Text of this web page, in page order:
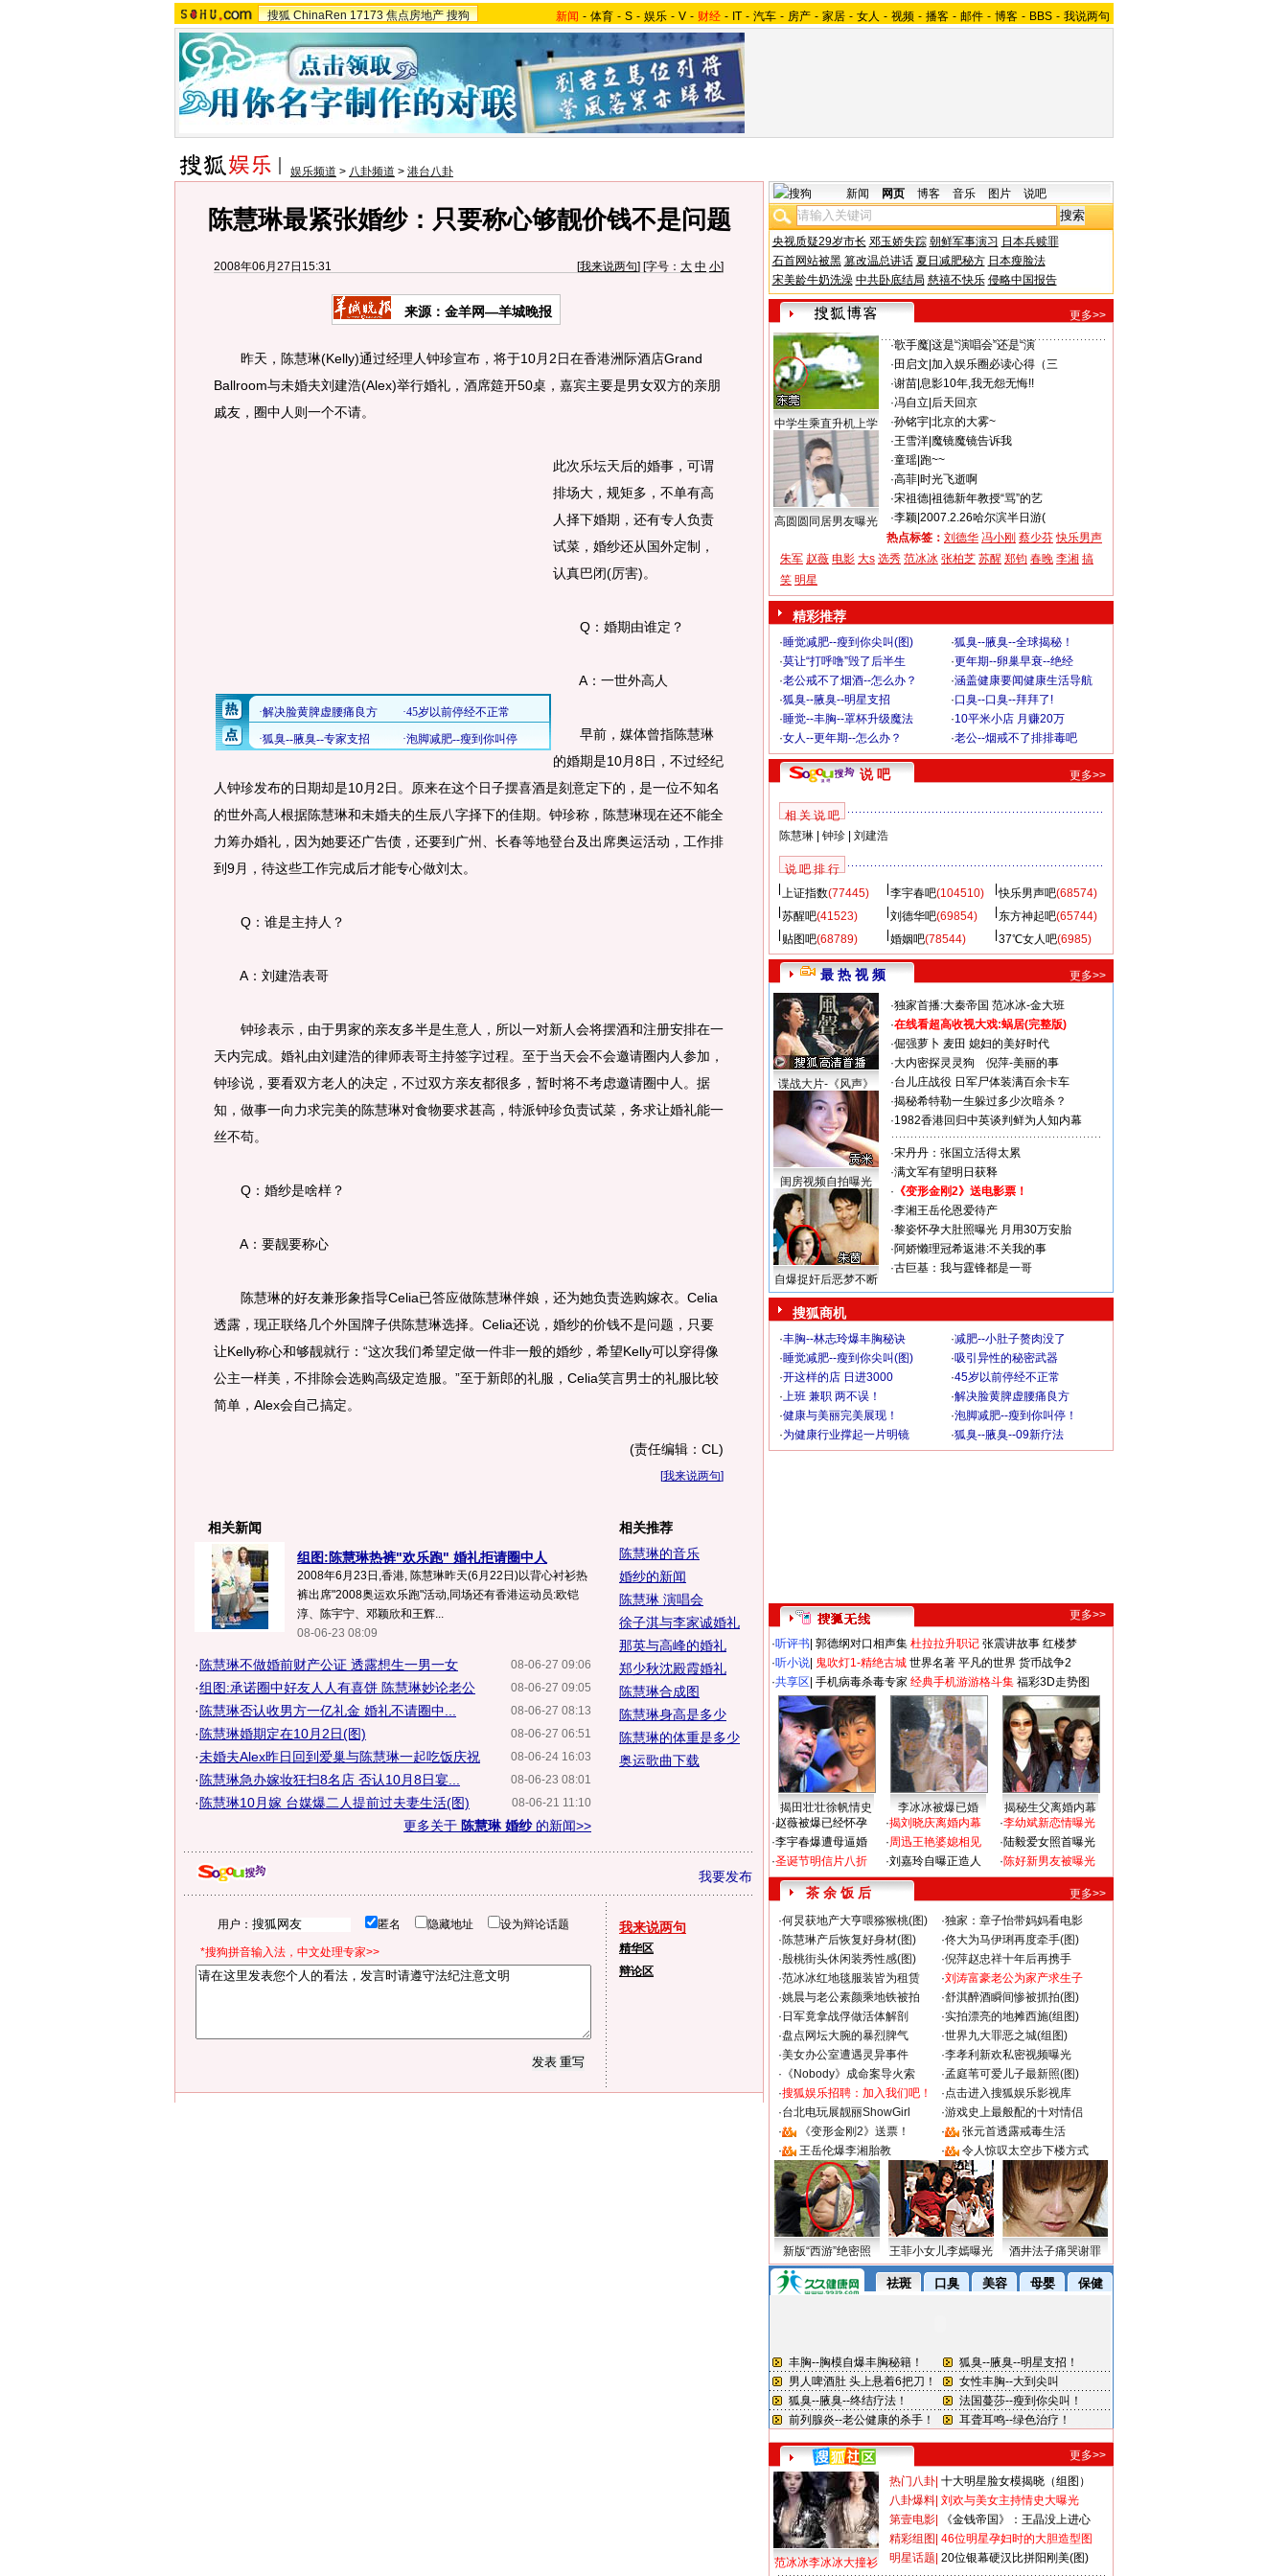
搜狐 ChinaRen 17173 焦点房地产 搜狗 新闻 - 体育 - S - 娱乐 - V - 财经 - IT - 汽车 - 房产 - 家居 - 女人 - 视频 - 播客 - 邮件 - 博客 - BBS - 我说两句
娱乐频道 > 八卦频道 > 港台八卦
陈慧琳最紧张婚纱：只要称心够靓价钱不是问题
2008年06月27日15:31 [我来说两句] [字号： 大 中 小]
来源：金羊网—羊城晚报
昨天，陈慧琳(Kelly)通过经理人钟珍宣布，将于10月2日在香港洲际酒店Grand
Ballroom与未婚夫刘建浩(Alex)举行婚礼，酒席筵开50桌，嘉宾主要是男女双方的亲朋
戚友，圈中人则一个不请。
此次乐坛天后的婚事，可谓
排场大，规矩多，不单有高
人择下婚期，还有专人负责
试菜，婚纱还从国外定制，
认真巴闭(厉害)。
Q：婚期由谁定？
A：一世外高人
早前，媒体曾指陈慧琳
的婚期是10月8日，不过经纪
人钟珍发布的日期却是10月2日。原来在这个日子摆喜酒是刻意定下的，是一位不知名
的世外高人根据陈慧琳和未婚夫的生辰八字择下的佳期。钟珍称，陈慧琳现在还不能全
力筹办婚礼，因为她要还广告债，还要到广州、长春等地登台及出席奥运活动，工作排
到9月，待这些工作完成后才能专心做刘太。
Q：谁是主持人？
A：刘建浩表哥
钟珍表示，由于男家的亲友多半是生意人，所以一对新人会将摆酒和注册安排在一
天内完成。婚礼由刘建浩的律师表哥主持签字过程。至于当天会不会邀请圈内人参加，
钟珍说，要看双方老人的决定，不过双方亲友都很多，暂时将不考虑邀请圈中人。据
知，做事一向力求完美的陈慧琳对食物要求甚高，特派钟珍负责试菜，务求让婚礼能一
丝不苟。
Q：婚纱是啥样？
A：要靓要称心
陈慧琳的好友兼形象指导Celia已答应做陈慧琳伴娘，还为她负责选购嫁衣。Celia
透露，现正联络几个外国牌子供陈慧琳选择。Celia还说，婚纱的价钱不是问题，只要
让Kelly称心和够靓就行：“这次我们希望定做一件非一般的婚纱，希望Kelly可以穿得像
公主一样美，不排除会选购高级定造服。”至于新郎的礼服，Celia笑言男士的礼服比较
简单，Alex会自己搞定。
(责任编辑：CL)
[我来说两句]
相关新闻
组图:陈慧琳热裤"欢乐跑" 婚礼拒请圈中人
2008年6月23日,香港, 陈慧琳昨天(6月22日)以背心衬衫热
裤出席"2008奥运欢乐跑"活动,同场还有香港运动员:欧铠
淳、陈宇宁、邓颖欣和王辉...
08-06-23 08:09
08-06-27 09:06
· 陈慧琳不做婚前财产公证 透露想生一男一女
08-06-27 09:05
·组图:承诺圈中好友人人有喜饼 陈慧琳妙论老公
08-06-27 08:13
· 陈慧琳否认收男方一亿礼金 婚礼不请圈中...
08-06-27 06:51
· 陈慧琳婚期定在10月2日(图)
08-06-24 16:03
·未婚夫Alex昨日回到爱巢与陈慧琳一起吃饭庆祝
08-06-23 08:01
· 陈慧琳急办嫁妆狂扫8名店 否认10月8日宴...
08-06-21 11:10
· 陈慧琳10月嫁 台媒爆二人提前过夫妻生活(图)
更多关于 陈慧琳 婚纱的新闻>>
相关推荐
陈慧琳的音乐
婚纱的新闻
陈慧琳 演唱会
徐子淇与李家诚婚礼
那英与高峰的婚礼
郑少秋沈殿霞婚礼
陈慧琳合成图
陈慧琳身高是多少
陈慧琳的体重是多少
奥运歌曲下载
我要发布
用户： 匿名 隐藏地址 设为辩论话题
*搜狗拼音输入法，中文处理专家>>
我来说两句
精华区
辩论区
新闻 网页 博客 音乐 图片 说吧
央视质疑29岁市长 邓玉娇失踪 朝鲜军事演习 日本兵赎罪
石首网站被黑 篡改温总讲话 夏日减肥秘方 日本瘦脸法
宋美龄牛奶洗澡 中共卧底结局 慈禧不快乐 侵略中国报告
更多>>
中学生乘直升机上学
高圆圆同居男友曝光
·歌手魔| 这是“演唱会”还是“演
· 田启文 加入娱乐圈必读心得（三
·谢苗| 息影10年,我无怨无悔!!
·冯自立 后天回京
·孙铭宇| 北京的大雾~
·王雪洋| 魔镜魔镜告诉我
·童瑶| 跑~~
·高菲| 时光飞逝啊
·宋祖德| 祖德新年教授“骂”的艺
·李颖| 2007.2.26哈尔滨半日游(
热点标签： 刘德华 冯小刚 蔡少芬 快乐男声
朱军 赵薇 电影 大s 选秀 范冰冰 张柏芝 苏醒 郑钧 春晚 李湘 搞
笑 明星
精彩推荐
·睡觉减肥--瘦到你尖叫(图) ·狐臭--腋臭--全球揭秘！
·莫让“打呼噜”毁了后半生 ·更年期--卵巢早衰--绝经
·老公戒不了烟酒--怎么办？ ·涵盖健康要闻健康生活导航
·狐臭--腋臭--明星支招 ·口臭--口臭--拜拜了!
·睡觉--丰胸--罩杯升级魔法 ·10平米小店 月赚20万
·女人--更年期--怎么办？ ·老公--烟戒不了排排毒吧
说 吧 更多>>
相 关 说 吧
陈慧琳| 钟珍| 刘建浩
说 吧 排 行
上证指数(77445) 李宇春吧(104510) 快乐男声吧(68574)
苏醒吧(41523) 刘德华吧(69854) 东方神起吧(65744)
贴图吧(68789) 婚姻吧(78544) 37℃女人吧(6985)
最 热 视 频 更多>>
谍战大片-《风声》
闺房视频自拍曝光
自爆捉奸后恶梦不断
·独家首播:大秦帝国 范冰冰-金大班
·在线看超高收视大戏:蜗居(完整版)
·倔强萝卜 麦田 媳妇的美好时代
·大内密探灵灵狗
倪萍-美丽的事
·台儿庄战役 日军尸体装满百余卡车
·揭秘希特勒一生躲过多少次暗杀？
·1982香港回归中英谈判鲜为人知内幕
·宋丹丹：张国立活得太累
·满文军有望明日获释
· 《变形金刚2》送电影票！
·李湘王岳伦恩爱待产
·黎姿怀孕大肚照曝光 月用30万安胎
·阿娇懒理冠希返港:不关我的事
·古巨基：我与霆锋都是一哥
搜狐商机
·丰胸--林志玲爆丰胸秘诀 ·减肥--小肚子赘肉没了
·睡觉减肥--瘦到你尖叫(图) ·吸引异性的秘密武器
·开这样的店 日进3000 ·45岁以前停经不正常
·上班 兼职 两不误！ ·解决脸黄脾虚腰痛良方
·健康与美丽完美展现！ ·泡脚减肥--瘦到你叫停！
·为健康行业撑起一片明镜 ·狐臭--腋臭--09新疗法
更多>>
·听评书 郭德纲对口相声集 杜拉拉升职记 张震讲故事 红楼梦
·听小说 鬼吹灯1-精绝古城 世界名著 平凡的世界 货币战争2
·共享区 手机病毒杀毒专家 经典手机游游格斗集 福彩3D走势图
揭田壮壮徐帆情史 李冰冰被爆已婚
揭秘生父离婚内幕
·赵薇被爆已经怀孕
·李宇春爆遭母逼婚
·圣诞节明信片八折
·揭刘晓庆离婚内幕
·周迅王艳婆媳相见
·刘嘉玲自曝正造人
·李幼斌新恋情曝光
·陆毅爱女照首曝光
·陈好新男友被曝光
茶 余 饭 后
更多>>
·何炅获地产大亨喂猕猴桃(图) ·独家：章子怡带妈妈看电影
·陈慧琳产后恢复好身材(图) ·佟大为马伊琍再度牵手(图)
·殷桃街头休闲装秀性感(图) ·倪萍赵忠祥十年后再携手
·范冰冰红地毯服装皆为租赁 ·刘涛富豪老公为家产求生子
·姚晨与老公素颜乘地铁被拍 ·舒淇醉酒瞬间惨被抓拍(图)
· 日军竟拿战俘做活体解剖 ·实拍漂亮的地摊西施(组图)
·盘点网坛大腕的暴烈脾气 ·世界九大罪恶之城(组图)
·美女办公室遭遇灵异事件 ·李孝利新欢私密视频曝光
· 《Nobody》成命案导火索 ·孟庭苇可爱儿子最新照(图)
·搜狐娱乐招聘：加入我们吧！ ·点击进入搜狐娱乐影视库
·台北电玩展靓丽ShowGirl ·游戏史上最般配的十对情侣
·
《变形金刚2》送票！ ·
张元首透露戒毒生活
·
王岳伦爆李湘胎教 · 令人惊叹太空步下楼方式
新版“西游”绝密照 王菲小女儿李嫣曝光 酒井法子痛哭谢罪
更多>>
范冰冰李冰冰大撞衫
热门八卦 十大明星脸女模揭晓（组图）
八卦爆料 刘欢与美女主持情史大曝光
第壹电影
《金钱帝国》：王晶没上进心
精彩组图 46位明星孕妇时的大胆造型图
明星话题 20位银幕硬汉比拼阳刚美(图)